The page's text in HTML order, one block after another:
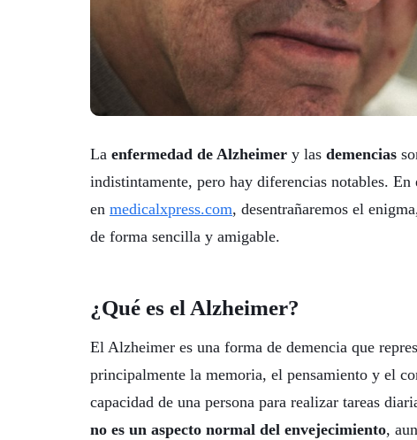
La enfermedad de Alzheimer y las demencias
indistintamente, pero hay diferencias notables.
en medicalxpress.com, desentrañaremos el
de forma sencilla y amigable.
¿Qué es el Alzheimer?
El Alzheimer es una forma de demencia que
principalmente la memoria, el pensamiento y el
capacidad de una persona para realizar tareas
no es un aspecto normal del envejecimiento,